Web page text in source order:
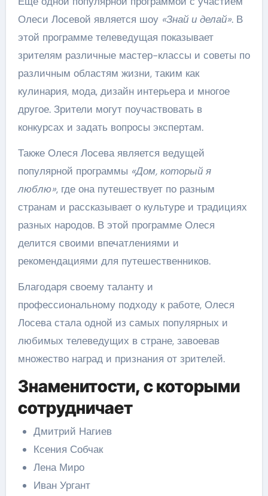
Олеси Лосевой является шоу «Знай и делай». В
этой программе телеведущая показывает
зрителям различные мастер-классы и советы по
различным областям жизни, таким как
кулинария, мода, дизайн интерьера и многое
другое. Зрители могут поучаствовать в
конкурсах и задать вопросы экспертам.
Также Олеся Лосева является ведущей
популярной программы «Дом, который я
люблю», где она путешествует по разным
странам и рассказывает о культуре и традициях
разных народов. В этой программе Олеся
делится своими впечатлениями и
рекомендациями для путешественников.
Благодаря своему таланту и
профессиональному подходу к работе, Олеся
Лосева стала одной из самых популярных и
любимых телеведущих в стране, завоевав
множество наград и признания от зрителей.
Знаменитости, с которыми
сотрудничает
Дмитрий Нагиев
Ксения Собчак
Лена Миро
Иван Ургант